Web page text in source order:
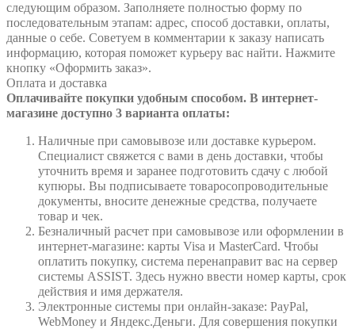
следующим образом. Заполняете полностью форму по
последовательным этапам: адрес, способ доставки, оплаты,
данные о себе. Советуем в комментарии к заказу написать
информацию, которая поможет курьеру вас найти. Нажмите
кнопку «Оформить заказ».
Оплата и доставка
Оплачивайте покупки удобным способом. В интернет-
магазине доступно 3 варианта оплаты:
Наличные при самовывозе или доставке курьером.
Специалист свяжется с вами в день доставки, чтобы
уточнить время и заранее подготовить сдачу с любой
купюры. Вы подписываете товаросопроводительные
документы, вносите денежные средства, получаете
товар и чек.
Безналичный расчет при самовывозе или оформлении в
интернет-магазине: карты Visa и MasterCard. Чтобы
оплатить покупку, система перенаправит вас на сервер
системы ASSIST. Здесь нужно ввести номер карты, срок
действия и имя держателя.
Электронные системы при онлайн-заказе: PayPal,
WebMoney и Яндекс.Деньги. Для совершения покупки